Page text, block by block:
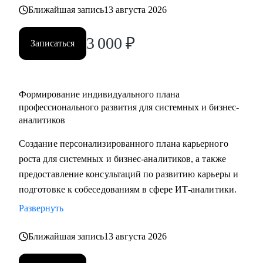
выбрать направление (СА/БА), требования рынка, как
строить карьеру в продукте/проекте/корпорации и какие
есть траектории развития
senior, lead)
• Бизнес‑аналитикам (в том числе тем, кто хочет усилить
• Senior/lead‑уровню: позиционирование, подготовка к
сложным интервью, переход в управление, расширение
зоны ответственности
• Начинающим и переходящим из смежных ролей
(например, техническим писателям и др.) - если ваша цель
понимание требований рынка
Ближайшая запись13 августа 2026
Записаться 3 000 ₽
Формирование индивидуального плана
профессионального развития для системных и бизнес-
аналитиков
Создание персонализированного плана карьерного
роста для системных и бизнес-аналитиков, а также
предоставление консультаций по развитию карьеры и
подготовке к собеседованиям в сфере ИТ-аналитики.
Развернуть
Ближайшая запись13 августа 2026